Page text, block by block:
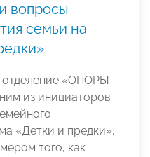
вопросы
семьи на
отделение «ОПОРЫ
из инициаторов
«Детки и предки».
того, как